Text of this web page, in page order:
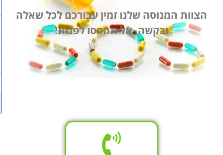
הצוות המנוסה שלנו זמין עבורכם לכל שאלה
ובקשה, אל תהססו לפנות!